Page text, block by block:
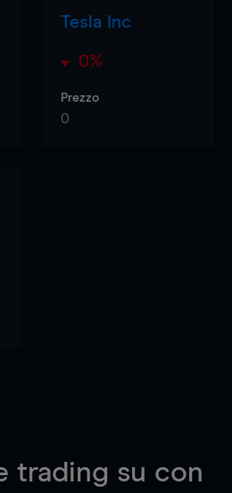
Tesla Inc
0%
Prezzo
0
trading su con